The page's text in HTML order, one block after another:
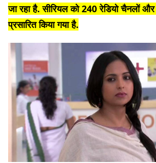
जा रहा है. सीरियल को 240 रेडियो चैनलों
प्रसारित किया गया है.